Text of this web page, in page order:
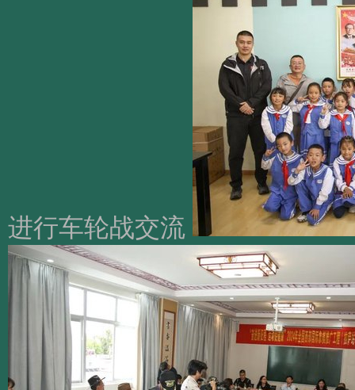
进行车轮战交流